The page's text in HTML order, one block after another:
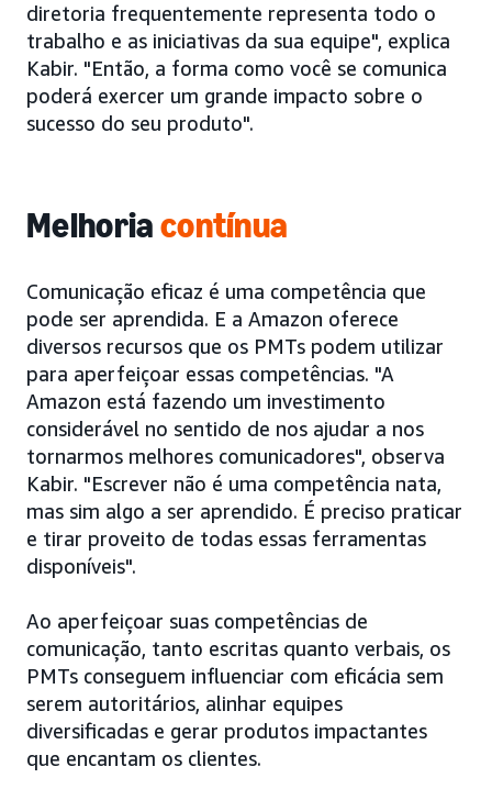
diretoria frequentemente representa todo o
trabalho e as iniciativas da sua equipe", explica
Kabir. "Então, a forma como você se comunica
poderá exercer um grande impacto sobre o
sucesso do seu produto".
Melhoriacontínua
Comunicação eficaz é uma competência que
pode ser aprendida. E a Amazon oferece
diversos recursos que os PMTs podem utilizar
para aperfeiçoar essas competências. "A
Amazon está fazendo um investimento
considerável no sentido de nos ajudar a nos
tornarmos melhores comunicadores", observa
Kabir. "Escrever não é uma competência nata,
mas sim algo a ser aprendido. É preciso praticar
e tirar proveito de todas essas ferramentas
disponíveis".
Ao aperfeiçoar suas competências de
comunicação, tanto escritas quanto verbais, os
PMTs conseguem influenciar com eficácia sem
serem autoritários, alinhar equipes
diversificadas e gerar produtos impactantes
que encantam os clientes.